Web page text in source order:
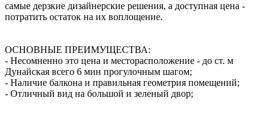
самые дерзкие дизайнерские решения, а доступная цена -
потратить остаток на их воплощение.
ОСНОВНЫЕ ПРЕИМУЩЕСТВА:
- Несомненно это цена и месторасположение - до ст. м
Дунайская всего 6 мин прогулочным шагом;
- Наличие балкона и правильная геометрия помещений;
- Отличный вид на большой и зеленый двор;